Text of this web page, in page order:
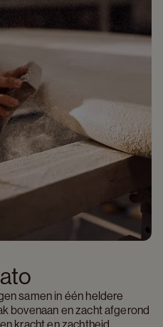
samen in één heldere
bovenaan en zacht afgerond